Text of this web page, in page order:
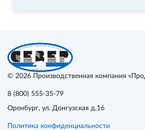
© 2026 Производственная компания
8 (800) 555-35-79
Оренбург, ул. Донгузская д.16
Политика конфиденциальности